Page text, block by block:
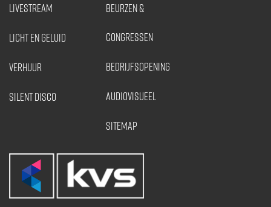
LIVESTREAM
LICHT EN GELUID
VERHUUR
SILENT DISCO
BEURZEN &
CONGRESSEN
BEDRIJFSOPENING
AUDIOVISUEEL
SITEMAP